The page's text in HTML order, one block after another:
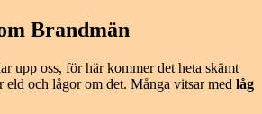
Brandmän
upp oss, för här kommer det heta skämt
eld och lågor om det. Många vitsar med låg